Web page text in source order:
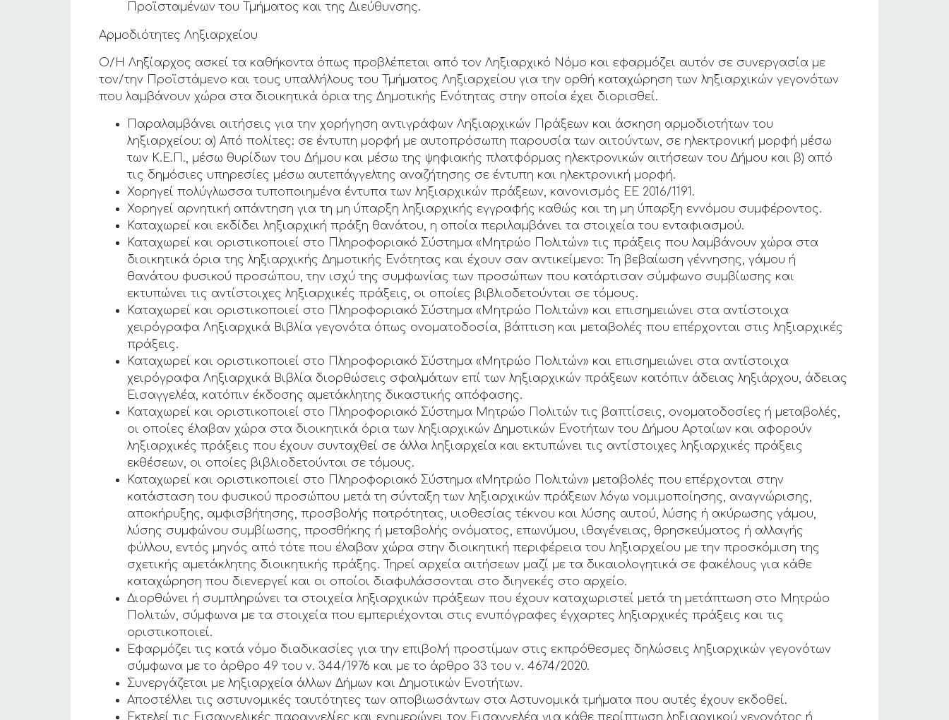
Προϊσταμένων του Τμήματος και της Διεύθυνσης.
Αρμοδιότητες Ληξιαρχείου
Ο/Η Ληξίαρχος ασκεί τα καθήκοντα όπως προβλέπεται από τον Ληξιαρχικό Νόμο και εφαρμόζει αυτόν σε συνεργασία με
τον/την Προϊστάμενο και τους υπαλλήλους του Τμήματος Ληξιαρχείου για την ορθή καταχώρηση των ληξιαρχικών γεγονότων
που λαμβάνουν χώρα στα διοικητικά όρια της Δημοτικής Ενότητας στην οποία έχει διορισθεί.
Παραλαμβάνει αιτήσεις για την χορήγηση αντιγράφων Ληξιαρχικών Πράξεων και άσκηση αρμοδιοτήτων του
ληξιαρχείου: α) Από πολίτες: σε έντυπη μορφή με αυτοπρόσωπη παρουσία των αιτούντων, σε ηλεκτρονική μορφή μέσω
των Κ.Ε.Π., μέσω θυρίδων του Δήμου και μέσω της ψηφιακής πλατφόρμας ηλεκτρονικών αιτήσεων του Δήμου και β) από
τις δημόσιες υπηρεσίες μέσω αυτεπάγγελτης αναζήτησης σε έντυπη και ηλεκτρονική μορφή.
Χορηγεί πολύγλωσσα τυποποιημένα έντυπα των ληξιαρχικών πράξεων, κανονισμός ΕΕ 2016/1191.
Χορηγεί αρνητική απάντηση για τη μη ύπαρξη ληξιαρχικής εγγραφής καθώς και τη μη ύπαρξη εννόμου συμφέροντος.
Καταχωρεί και εκδίδει ληξιαρχική πράξη θανάτου, η οποία περιλαμβάνει τα στοιχεία του ενταφιασμού.
Καταχωρεί και οριστικοποιεί στο Πληροφοριακό Σύστημα «Μητρώο Πολιτών» τις πράξεις που λαμβάνουν χώρα στα
διοικητικά όρια της ληξιαρχικής Δημοτικής Ενότητας και έχουν σαν αντικείμενο: Τη βεβαίωση γέννησης, γάμου ή
θανάτου φυσικού προσώπου, την ισχύ της συμφωνίας των προσώπων που κατάρτισαν σύμφωνο συμβίωσης και
εκτυπώνει τις αντίστοιχες ληξιαρχικές πράξεις, οι οποίες βιβλιοδετούνται σε τόμους.
Καταχωρεί και οριστικοποιεί στο Πληροφοριακό Σύστημα «Μητρώο Πολιτών» και επισημειώνει στα αντίστοιχα
χειρόγραφα Ληξιαρχικά Βιβλία γεγονότα όπως ονοματοδοσία, βάπτιση και μεταβολές που επέρχονται στις ληξιαρχικές
πράξεις.
Καταχωρεί και οριστικοποιεί στο Πληροφοριακό Σύστημα «Μητρώο Πολιτών» και επισημειώνει στα αντίστοιχα
χειρόγραφα Ληξιαρχικά Βιβλία διορθώσεις σφαλμάτων επί των ληξιαρχικών πράξεων κατόπιν άδειας ληξιάρχου, άδειας
Εισαγγελέα, κατόπιν έκδοσης αμετάκλητης δικαστικής απόφασης.
Καταχωρεί και οριστικοποιεί στο Πληροφοριακό Σύστημα Μητρώο Πολιτών τις βαπτίσεις, ονοματοδοσίες ή μεταβολές,
οι οποίες έλαβαν χώρα στα διοικητικά όρια των ληξιαρχικών Δημοτικών Ενοτήτων του Δήμου Αρταίων και αφορούν
ληξιαρχικές πράξεις που έχουν συνταχθεί σε άλλα ληξιαρχεία και εκτυπώνει τις αντίστοιχες ληξιαρχικές πράξεις
εκθέσεων, οι οποίες βιβλιοδετούνται σε τόμους.
Καταχωρεί και οριστικοποιεί στο Πληροφοριακό Σύστημα «Μητρώο Πολιτών» μεταβολές που επέρχονται στην
κατάσταση του φυσικού προσώπου μετά τη σύνταξη των ληξιαρχικών πράξεων λόγω νομιμοποίησης, αναγνώρισης,
αποκήρυξης, αμφισβήτησης, προσβολής πατρότητας, υιοθεσίας τέκνου και λύσης αυτού, λύσης ή ακύρωσης γάμου,
λύσης συμφώνου συμβίωσης, προσθήκης ή μεταβολής ονόματος, επωνύμου, ιθαγένειας, θρησκεύματος ή αλλαγής
φύλλου, εντός μηνός από τότε που έλαβαν χώρα στην διοικητική περιφέρεια του ληξιαρχείου με την προσκόμιση της
σχετικής αμετάκλητης διοικητικής πράξης. Τηρεί αρχεία αιτήσεων μαζί με τα δικαιολογητικά σε φακέλους για κάθε
καταχώρηση που διενεργεί και οι οποίοι διαφυλάσσονται στο διηνεκές στο αρχείο.
Διορθώνει ή συμπληρώνει τα στοιχεία ληξιαρχικών πράξεων που έχουν καταχωριστεί μετά τη μετάπτωση στο Μητρώο
Πολιτών, σύμφωνα με τα στοιχεία που εμπεριέχονται στις ενυπόγραφες έγχαρτες ληξιαρχικές πράξεις και τις
οριστικοποιεί.
Εφαρμόζει τις κατά νόμο διαδικασίες για την επιβολή προστίμων στις εκπρόθεσμες δηλώσεις ληξιαρχικών γεγονότων
σύμφωνα με το άρθρο 49 του ν. 344/1976 και με το άρθρο 33 του ν. 4674/2020.
Συνεργάζεται με ληξιαρχεία άλλων Δήμων και Δημοτικών Ενοτήτων.
Αποστέλλει τις αστυνομικές ταυτότητες των αποβιωσάντων στα Αστυνομικά τμήματα που αυτές έχουν εκδοθεί.
Εκτελεί τις Εισαγγελικές παραγγελίες και ενημερώνει τον Εισαγγελέα για κάθε περίπτωση ληξιαρχικού γεγονότος ή